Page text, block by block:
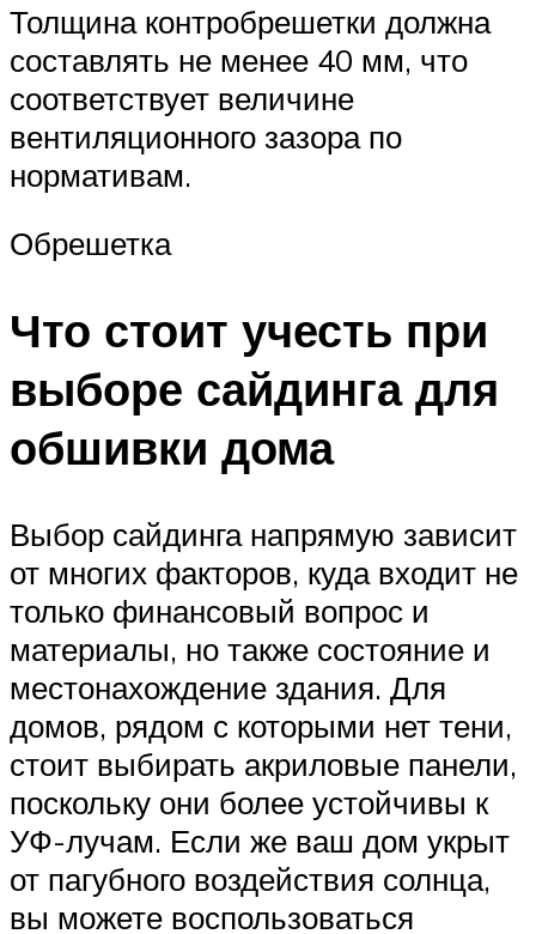
Толщина контробрешетки должна
составлять не менее 40 мм, что
соответствует величине
вентиляционного зазора по
нормативам.
Обрешетка
Что стоит учесть при
выборе сайдинга для
обшивки дома
Выбор сайдинга напрямую зависит
от многих факторов, куда входит не
только финансовый вопрос и
материалы, но также состояние и
местонахождение здания. Для
домов, рядом с которыми нет тени,
стоит выбирать акриловые панели,
поскольку они более устойчивы к
УФ-лучам. Если же ваш дом укрыт
от пагубного воздействия солнца,
вы можете воспользоваться